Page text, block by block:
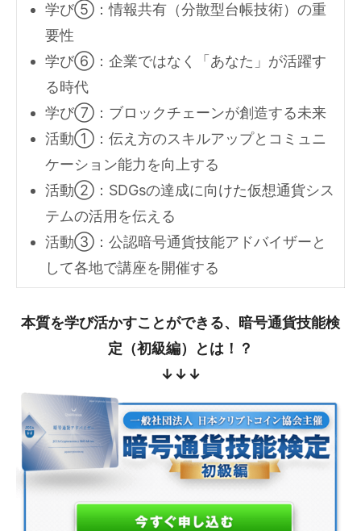
学び⑤：情報共有（分散型台帳技術）の重
要性
学び⑥：企業ではなく「あなた」が活躍す
る時代
学び⑦：ブロックチェーンが創造する未来
活動①：伝え方のスキルアップとコミュニ
ケーション能力を向上する
活動②：SDGsの達成に向けた仮想通貨シス
テムの活用を伝える
活動③：公認暗号通貨技能アドバイザーと
して各地で講座を開催する
本質を学び活かすことができる、暗号通貨技能検
定（初級編）とは！？
↓↓↓